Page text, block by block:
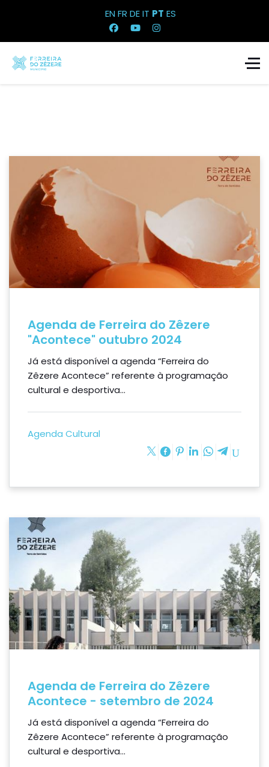
EN FR DEIT PT ES
Agenda de Ferreira do Zêzere
"Acontece" outubro 2024
Já está disponível a agenda “Ferreira do
Zêzere Acontece” referente à programação
cultural e desportiva...
Agenda Cultural
Agenda de Ferreira do Zêzere
Acontece - setembro de 2024
Já está disponível a agenda “Ferreira do
Zêzere Acontece” referente à programação
cultural e desportiva...